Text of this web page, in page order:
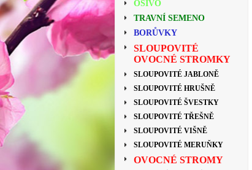
OSIVO
TRAVNÍ SEMENO
BORŮVKY
SLOUPOVITÉ
OVOCNÉ STROMKY
SLOUPOVITÉ JABLONĚ
SLOUPOVITÉ HRUŠNĚ
SLOUPOVITÉ ŠVESTKY
SLOUPOVITÉ TŘEŠNĚ
SLOUPOVITÉ VIŠNĚ
SLOUPOVITÉ MERUŇKY
OVOCNÉ STROMY